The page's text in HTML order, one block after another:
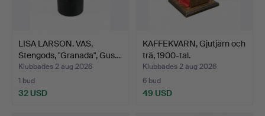
LISA LARSON. VAS,
Stengods, "Granada", Gus…
Klubbades 2 aug 2026
1 bud
32 USD
KAFFEKVARN, Gjutjärn och
trä, 1900-tal.
Klubbades 2 aug 2026
6 bud
49 USD